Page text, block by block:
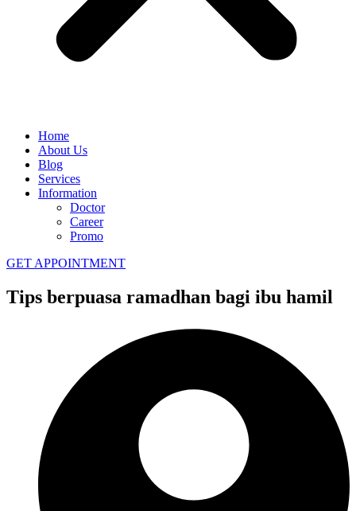
Home
About Us
Blog
Services
Information
Doctor
Career
Promo
GET APPOINTMENT
Tips berpuasa ramadhan bagi ibu hamil